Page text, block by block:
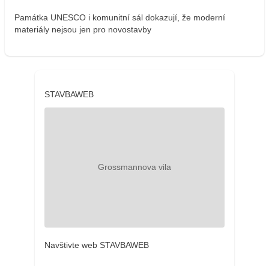
Památka UNESCO i komunitní sál dokazují, že moderní
materiály nejsou jen pro novostavby
STAVBAWEB
Navštivte web STAVBAWEB